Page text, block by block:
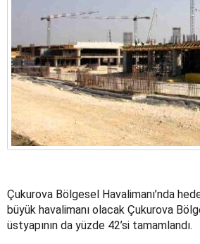
Çukurova Bölgesel Havalimanı’nda
büyük havalimanı olacak Çukurova
üstyapının da yüzde 42’si tamamlandı.